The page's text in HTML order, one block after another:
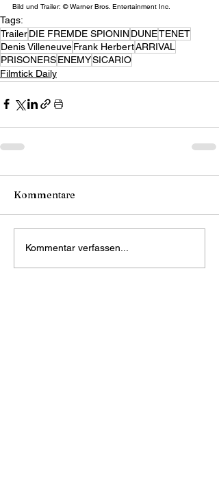
Bild und Trailer: © Warner Bros. Entertainment Inc.
Tags:
TrailerDIE FREMDE SPIONIN DUNETENET
Denis VilleneuveFrank HerbertARRIVAL
PRISONERSENEMYSICARIO
Filmtick Daily
Kommentare
Kommentar verfassen...